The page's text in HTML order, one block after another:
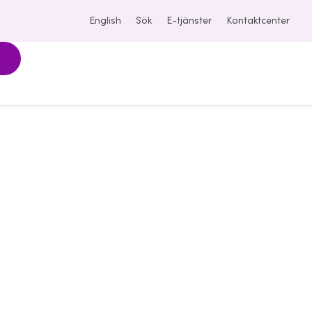
English Sök E-tjänster Kontaktcenter